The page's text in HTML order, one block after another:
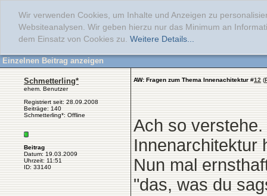
Wir verwenden Cookies, um Inhalte und Anzeigen zu
Websiteanalysen. Wir geben hierzu nur das Minimum an
dem Einsatz von Cookies zu. Weitere Details...
Einzelnen Beitrag anzeigen
Schmetterling*
ehem. Benutzer
Registriert seit: 28.09.2008
Beiträge: 140
Schmetterling*: Offline
Beitrag
Datum: 19.03.2009
Uhrzeit: 11:51
ID: 33140
AW: Fragen zum Thema Innenachitektur #12 (
Ach so
Innenarchitektur
Nun mal
"das, was du